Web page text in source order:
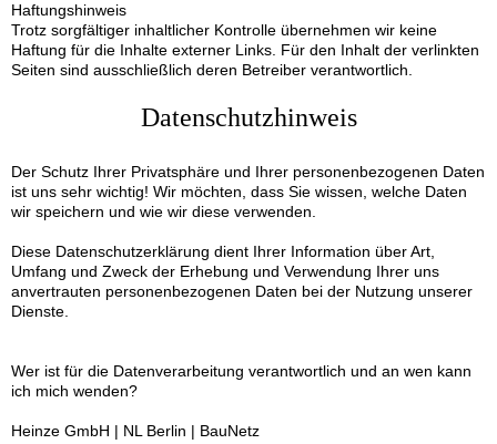
Haftungshinweis
Trotz sorgfältiger inhaltlicher Kontrolle übernehmen wir keine
Haftung für die Inhalte externer Links. Für den Inhalt der verlinkten
Seiten sind ausschließlich deren Betreiber verantwortlich.
Datenschutzhinweis
Der Schutz Ihrer Privatsphäre und Ihrer personenbezogenen Daten
ist uns sehr wichtig! Wir möchten, dass Sie wissen, welche Daten
wir speichern und wie wir diese verwenden.
Diese Datenschutzerklärung dient Ihrer Information über Art,
Umfang und Zweck der Erhebung und Verwendung Ihrer uns
anvertrauten personenbezogenen Daten bei der Nutzung unserer
Dienste.
Wer ist für die Datenverarbeitung verantwortlich und an wen kann
ich mich wenden?
Heinze GmbH | NL Berlin | BauNetz